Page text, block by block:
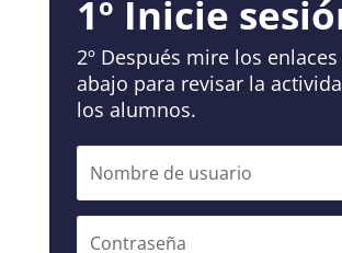
1º Inicie
2º Después mire los
abajo para revisar la
los alumnos.
de